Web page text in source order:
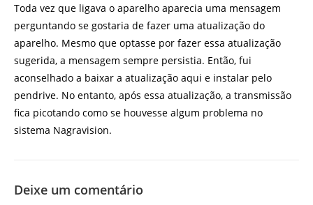
Toda vez que ligava o aparelho aparecia uma mensagem
perguntando se gostaria de fazer uma atualização do
aparelho. Mesmo que optasse por fazer essa atualização
sugerida, a mensagem sempre persistia. Então, fui
aconselhado a baixar a atualização aqui e instalar pelo
pendrive. No entanto, após essa atualização, a transmissão
fica picotando como se houvesse algum problema no
sistema Nagravision.
Deixe um comentário